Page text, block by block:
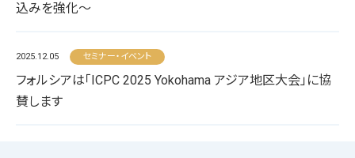
込みを強化〜
2025.12.05 セミナー・イベント
フォルシアは「ICPC 2025 Yokohama アジア地区大会」に協
賛します